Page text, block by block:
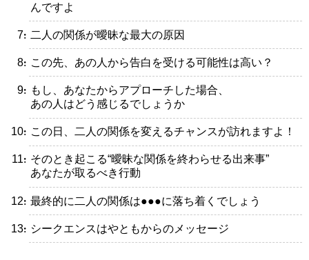
んですよ
・二人の関係が曖昧な最大の原因
・この先、あの人から告白を受ける可能性は高い？
・もし、あなたからアプローチした場合、
あの人はどう感じるでしょうか
・この日、二人の関係を変えるチャンスが訪れますよ！
・そのとき起こる“曖昧な関係を終わらせる出来事”
あなたが取るべき行動
・最終的に二人の関係は●●●に落ち着くでしょう
・シークエンスはやともからのメッセージ